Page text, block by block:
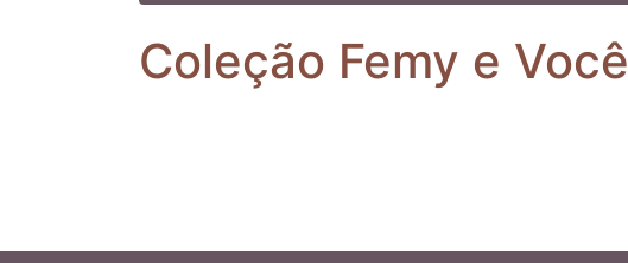
Coleção Femy e Você